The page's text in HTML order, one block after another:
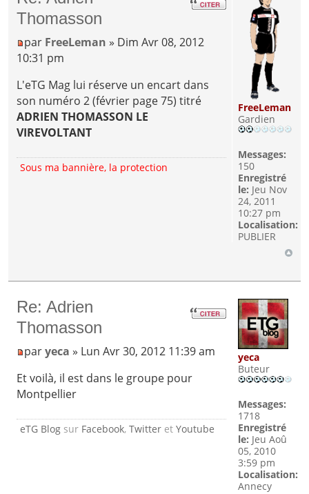
Thomasson
par FreeLeman » Dim Avr 08, 2012
10:31 pm
L'eTG Mag lui réserve un encart dans
son numéro 2 (février page 75) titré
ADRIEN THOMASSON LE
VIREVOLTANT
Sous ma bannière, la protection
FreeLeman
Gardien
Messages:
150
Enregistré
le: Jeu Nov
24, 2011
10:27 pm
Localisation:
PUBLIER
Re: Adrien
Thomasson
paryeca » Lun Avr 30, 2012 11:39 am
Et voilà, il est dans le groupe pour
Montpellier
eTG Blog sur Facebook,Twitter etYoutube
yeca
Buteur
Messages:
1718
Enregistré
le: Jeu Aoû
05, 2010
3:59 pm
Localisation:
Annecy